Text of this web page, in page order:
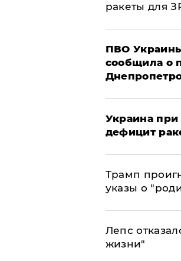
ракеты для
ПВО
сообщила о
Украина
дефицит
Трамп
указы о
Лепс
жизни"